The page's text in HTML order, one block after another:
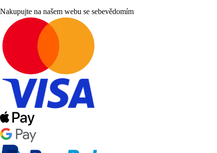
Nakupujte na našem webu se sebevědomím